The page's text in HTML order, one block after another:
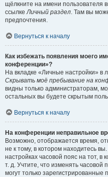
щёлкните на имени пользователя
ссылкеЛичный раздел. Там вы
предпочтения.
Вернуться к началу
Как избежать появления моего
конференции»?
На вкладке «Личные настройки»
Скрывать моё пребывание на
видны только администраторам,
остальных вы будете скрытым
Вернуться к началу
На конференции неправильное
Возможно, отображается время,
не к тому, в котором находитесь
настройках часовой пояс на тот, в
т. д. Учтите, что изменять часовой
могут только зарегистрированные